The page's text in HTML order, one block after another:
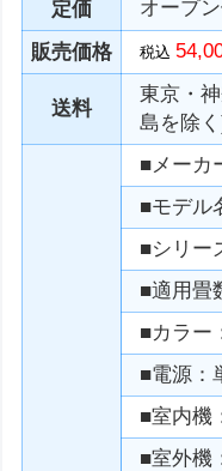
定価
オープ
販売価格
税込
送料
東京・
島を除
■メーカ
■モデル
■シリー
■適用畳
■カラー
■電源：
■室内機
■室外機